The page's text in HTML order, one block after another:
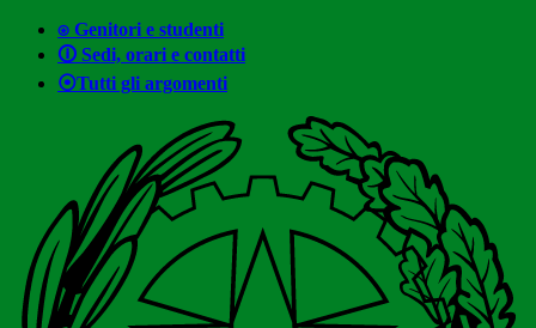
⍟ Genitori e studenti
🛈 Sedi, orari e contatti
⦿Tutti gli argomenti